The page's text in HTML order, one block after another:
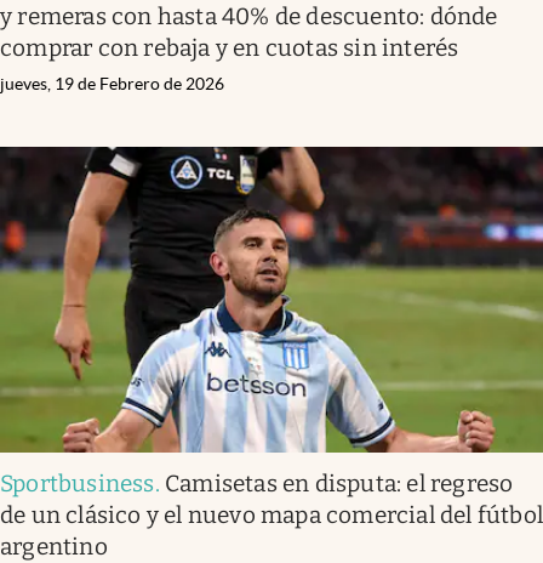
y remeras con hasta 40% de descuento: dónde
comprar con rebaja y en cuotas sin interés
jueves, 19 de Febrero de 2026
Sportbusiness. Camisetas en disputa: el regreso
de un clásico y el nuevo mapa comercial del fútbol
argentino